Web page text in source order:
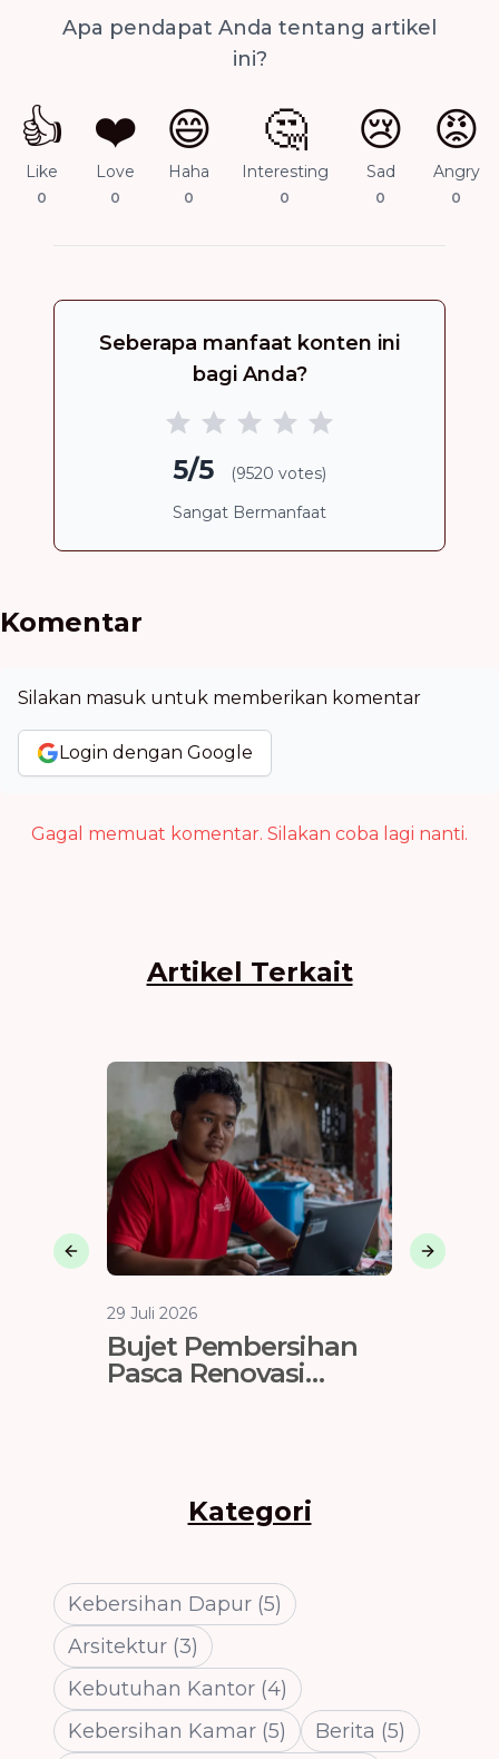
Apa pendapat Anda tentang artikel
ini?
👍
Like
0
❤️
Love
0
😄
Haha
0
🤔
Interesting
0
😢
Sad
0
😡
Angry
0
Seberapa manfaat konten ini
bagi Anda?
5/5
(9520 votes)
Sangat Bermanfaat
Komentar
Silakan masuk untuk memberikan komentar
Login dengan Google
Gagal memuat komentar. Silakan coba lagi nanti.
Artikel Terkait
29 Juli 2026
Bujet Pembersihan
Pasca Renovasi
Previous slide Next
Kategori
Kebersihan Dapur (5)
Arsitektur (3)
Kebutuhan Kantor (4)
Kebersihan Kamar (5) Berita (5)